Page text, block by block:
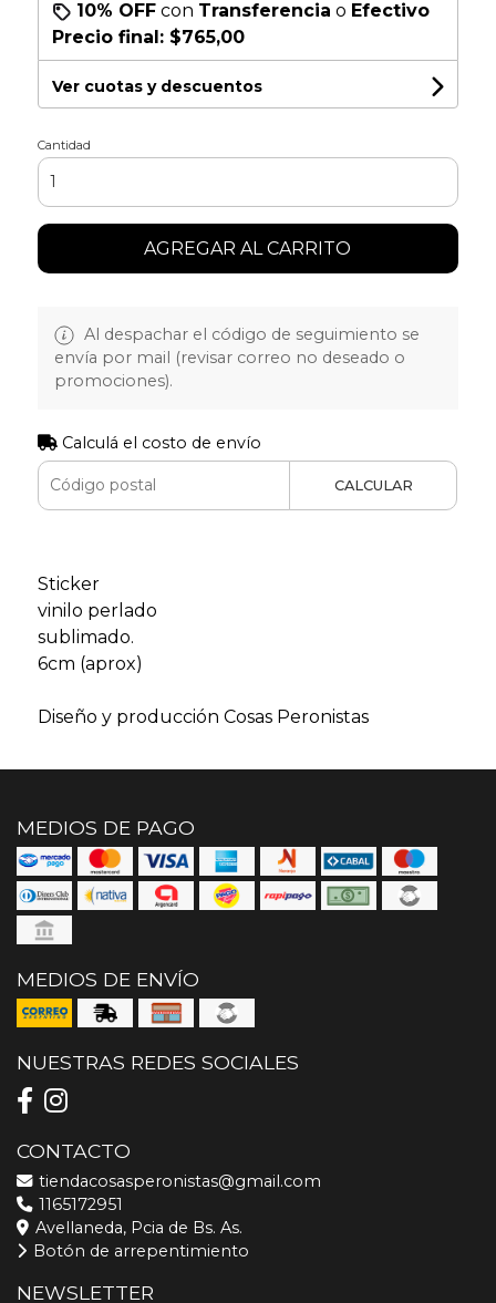
10% OFFcon Transferencia o Efectivo
Precio final: $765,00
Ver cuotas y descuentos
Cantidad
AGREGAR AL CARRITO
Al despachar el código de seguimiento se
envía por mail (revisar correo no deseado o
promociones).
Calculá el costo de envío
CALCULAR
Sticker
vinilo perlado
sublimado.
6cm (aprox)
Diseño y producción Cosas Peronistas
MEDIOS DE PAGO
MEDIOS DE ENVÍO
NUESTRAS REDES SOCIALES
CONTACTO
tiendacosasperonistas@gmail.com
1165172951
Avellaneda, Pcia de Bs. As.
Botón de arrepentimiento
NEWSLETTER